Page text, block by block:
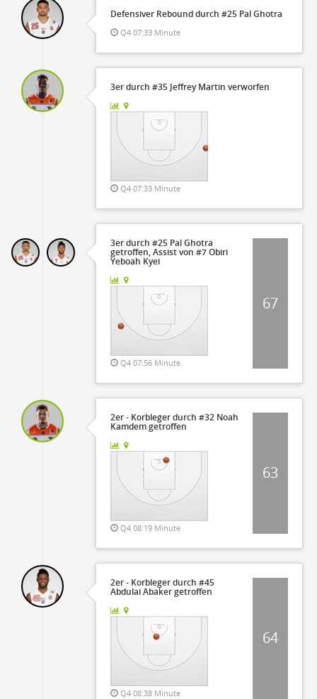
Defensiver Rebound durch #25 Pal Ghotra
Q4 07:33 Minute
3er durch #35 Jeffrey Martin verworfen
Q4 07:33 Minute
3er durch #25 Pal Ghotra
getroffen, Assist von #7 Obiri
Yeboah Kyei
Q4 07:56 Minute
67
2er - Korbleger durch #32 Noah
Kamdem getroffen
Q4 08:19 Minute
63
2er - Korbleger durch #45
Abdulai Abaker getroffen
Q4 08:38 Minute
64